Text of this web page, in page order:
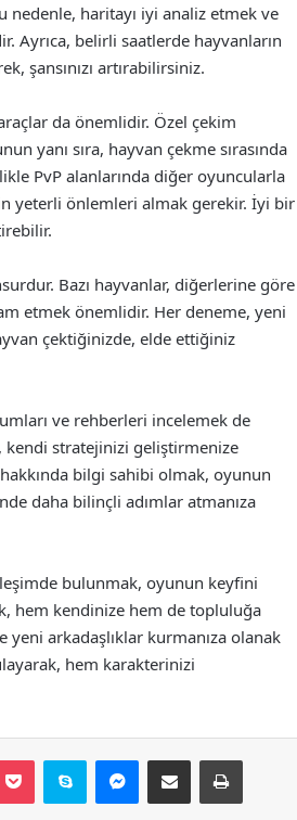
nedenle, haritayı iyi analiz etmek ve
Ayrıca, belirli saatlerde hayvanların
şansınızı artırabilirsiniz.
da önemlidir. Özel çekim
yanı sıra, hayvan çekme sırasında
PvP alanlarında diğer oyuncularla
yeterli önlemleri almak gerekir. İyi bir
Bazı hayvanlar, diğerlerine göre
etmek önemlidir. Her deneme, yeni
çektiğinizde, elde ettiğiniz
ve rehberleri incelemek de
kendi stratejinizi geliştirmenize
bilgi sahibi olmak, oyunun
daha bilinçli adımlar atmanıza
bulunmak, oyunun keyfini
hem kendinize hem de topluluğa
arkadaşlıklar kurmanıza olanak
hem karakterinizi
Pocket Skype Messenger
E-Posta ile paylaş Yazdır